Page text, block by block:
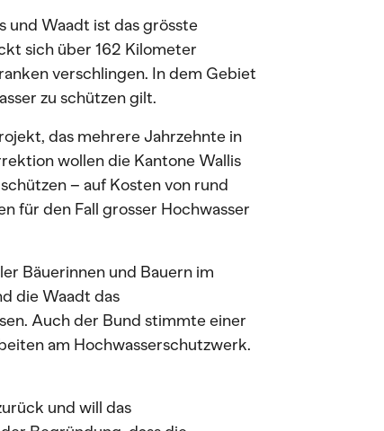
und Waadt ist das grösste
sich über 162 Kilometer
verschlingen. In dem Gebiet
zu schützen gilt.
das mehrere Jahrzehnte in
wollen die Kantone Wallis
– auf Kosten von rund
für den Fall grosser Hochwasser
Bäuerinnen und Bauern im
die Waadt das
Auch der Bund stimmte einer
am Hochwasserschutzwerk.
und will das